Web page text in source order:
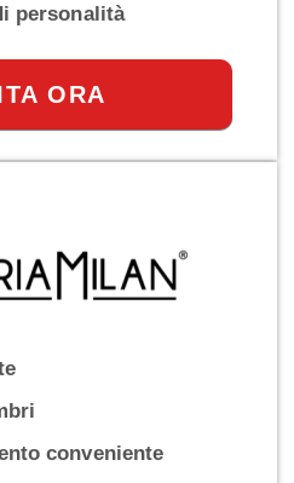
personalità
ORA
conveniente